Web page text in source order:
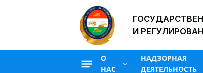
И
О
НАС
НАДЗОРНАЯ
ДЕЯТЕЛЬНОСТЬ